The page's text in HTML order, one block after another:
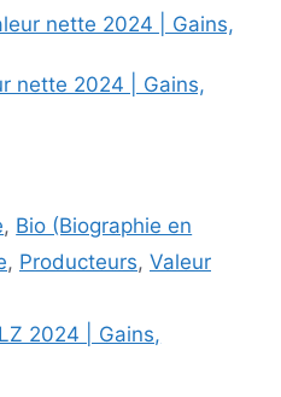
nette 2024 | Gains,
nette 2024 | Gains,
, Bio (Biographie en
, Producteurs, Valeur
2024 | Gains,